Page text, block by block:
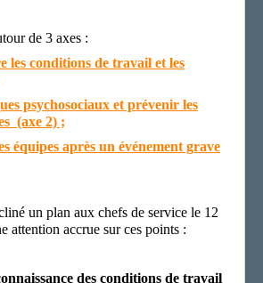
de 3 axes :
les conditions de travail et les
psychosociaux et prévenir les
(axe 2) ;
équipes après un événement grave
un plan aux chefs de service le 12
attention accrue sur ces points :
des conditions de travail